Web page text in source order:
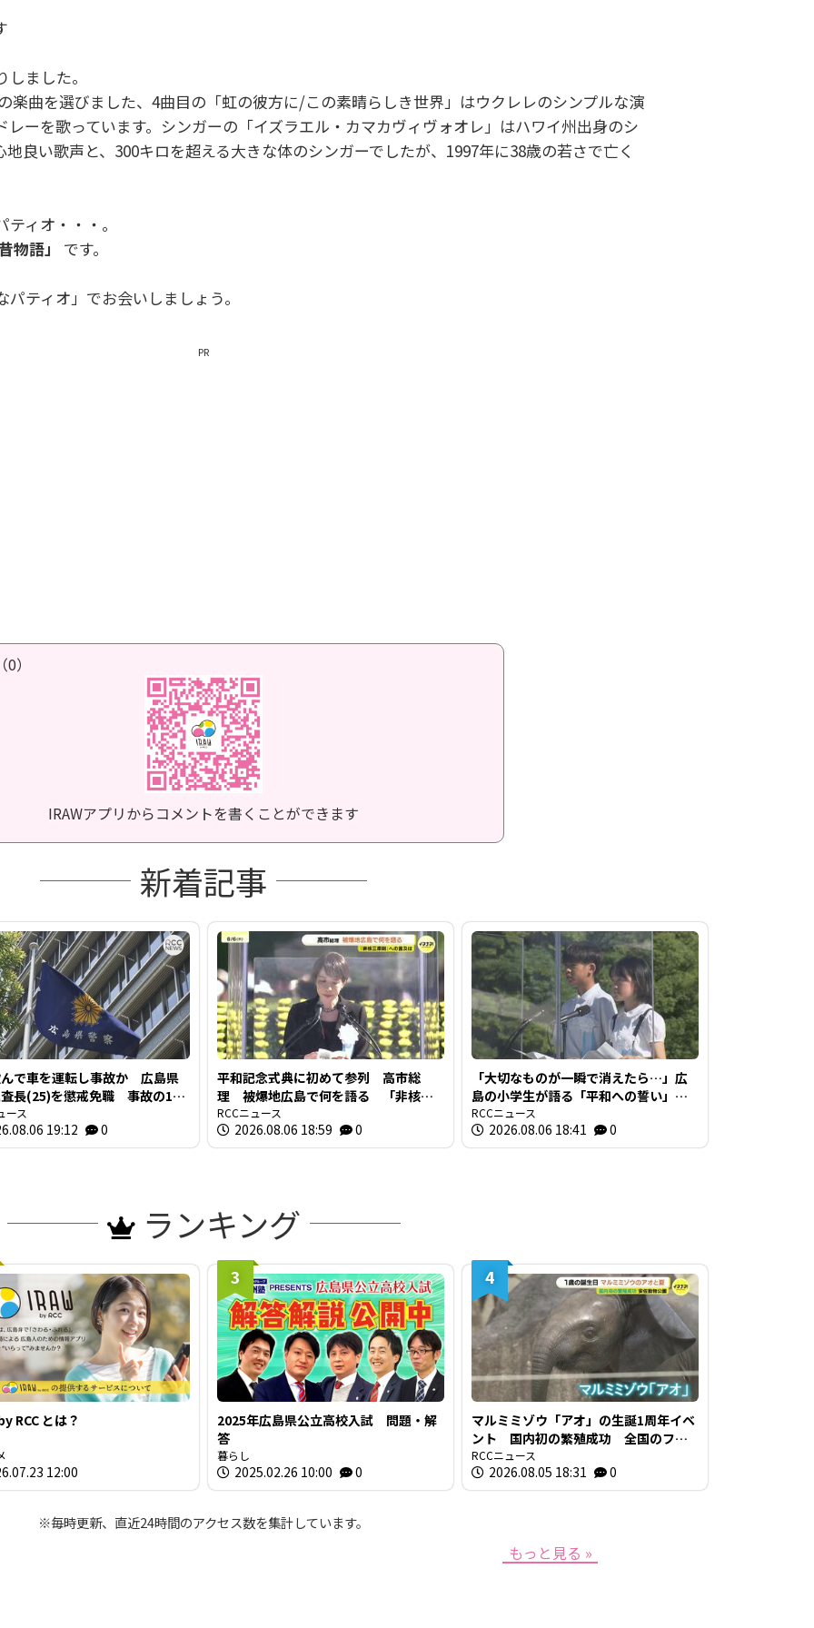
ました。
楽曲を選びました、4曲目の「虹の彼方に/この素晴らしき世界」はウクレレのシンプルな演
ーを歌っています。シンガーの「イズラエル・カマカヴィヴォオレ」はハワイ州出身のシ
良い歌声と、300キロを超える大きな体のシンガーでしたが、1997年に38歳の若さで亡く
ィオ・・・。
物語」
です。
ティオ」でお会いしましょう。
PR
）
IRAWアプリからコメントを書くことができます
新着記事
で車を運転し事故か 広島県
長(25)を懲戒免職 事故の1時
“飲食店で飲酒” 基準値の5倍
ール検知
ース
19:12 0
平和記念式典に初めて参列 高市総
理 被爆地広島で何を語る 「非核三
原則」への言及は
RCCニュース
2026.08.06 18:59 0
「大切なものが一瞬で消えたら…」広
島の小学生が語る「平和への誓い」
【被爆81年】
RCCニュース
2026.08.06 18:41 0
ランキング
RCC とは？
12:00
3
2025年広島県公立高校入試 問題・解
答
暮らし
2025.02.26 10:00 0
4
マルミミゾウ「アオ」の生誕1周年イベ
ント 国内初の繁殖成功 全国のファ
ンによる「思い出の一枚」も展示 広
島・安佐動物公園
RCCニュース
2026.08.05 18:31 0
※毎時更新、直近24時間のアクセス数を集計しています。
もっと見る »